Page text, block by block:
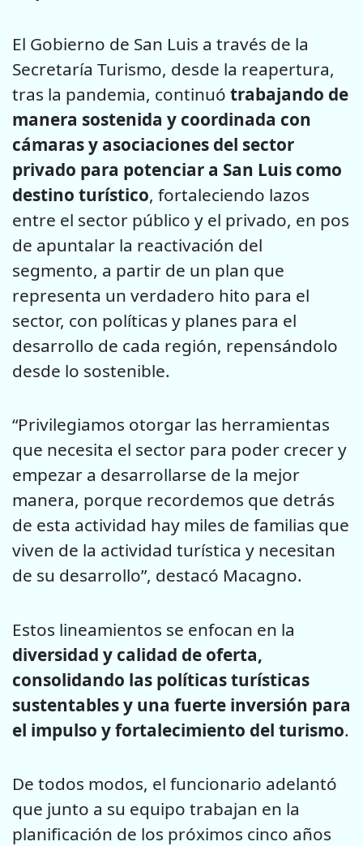
El Gobierno de San Luis a través de la
Secretaría Turismo, desde la reapertura,
tras la pandemia, continuó trabajando de
manera sostenida y coordinada con
cámaras y asociaciones del sector
privado para potenciar a San Luis como
destino turístico, fortaleciendo lazos
entre el sector público y el privado, en pos
de apuntalar la reactivación del
segmento, a partir de un plan que
representa un verdadero hito para el
sector, con políticas y planes para el
desarrollo de cada región, repensándolo
desde lo sostenible.
“Privilegiamos otorgar las herramientas
que necesita el sector para poder crecer y
empezar a desarrollarse de la mejor
manera, porque recordemos que detrás
de esta actividad hay miles de familias que
viven de la actividad turística y necesitan
de su desarrollo”, destacó Macagno.
Estos lineamientos se enfocan en la
diversidad y calidad de oferta,
consolidando las políticas turísticas
sustentables y una fuerte inversión para
el impulso y fortalecimiento del turismo.
De todos modos, el funcionario adelantó
que junto a su equipo trabajan en la
planificación de los próximos cinco años